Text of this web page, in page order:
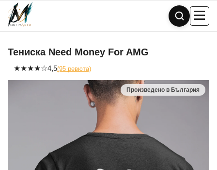
Skip
content
Тениска Need Money For AMG
★★★★☆4,5(95 ревюта)